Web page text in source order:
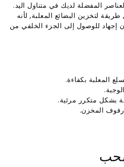
المفضلة لديك في متناول اليد.
لتخزين البضائع المعلبة, لأنه
إجهاد للوصول إلى الجزء الخلفي من
المعلبة بكفاءة.
بشكل متكرر مرئية.
المخزن.